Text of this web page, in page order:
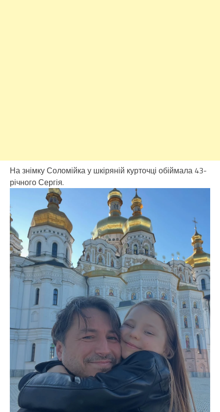
На знімку Соломійка у шкіряній курточці обіймала 43-
річного Сергія.